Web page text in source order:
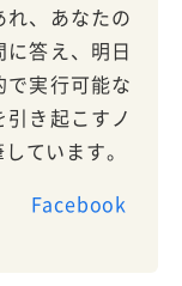
れ、あなたの
に答え、明日
で実行可能な
き起こすノ
ています。
Facebook